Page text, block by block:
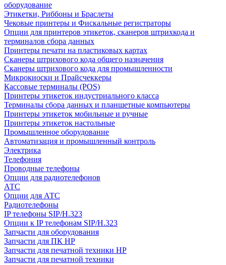
оборудование
Этикетки, Риббоны и Браслеты
Чековые принтеры и Фискальные регистраторы
Опции для принтеров этикеток, сканеров штрихкода и
терминалов сбора данных
Принтеры печати на пластиковых картах
Сканеры штрихового кода общего назначения
Сканеры штрихового кода для промышленности
Микрокиоски и Прайсчеккеры
Кассовые терминалы (POS)
Принтеры этикеток индустриального класса
Терминалы сбора данных и планшетные компьютеры
Принтеры этикеток мобильные и ручные
Принтеры этикеток настольные
Промышленное оборудование
Автоматизация и промышленный контроль
Электрика
Телефония
Проводные телефоны
Опции для радиотелефонов
АТС
Опции для АТС
Радиотелефоны
IP телефоны SIP/H.323
Опции к IP телефонам SIP/H.323
Запчасти для оборудования
Запчасти для ПК HP
Запчасти для печатной техники HP
Запчасти для печатной техники